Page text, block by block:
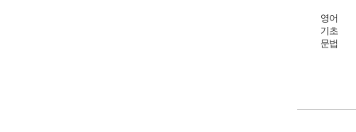
영어
기초
문법